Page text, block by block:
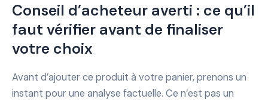
Conseil d’acheteur averti : ce qu’il
faut vérifier avant de finaliser
votre choix
Avant d’ajouter ce produit à votre panier, prenons un
instant pour une analyse factuelle. Ce n’est pas un